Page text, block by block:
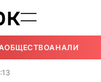
ОБЩЕСТВОАНАЛИТИКА